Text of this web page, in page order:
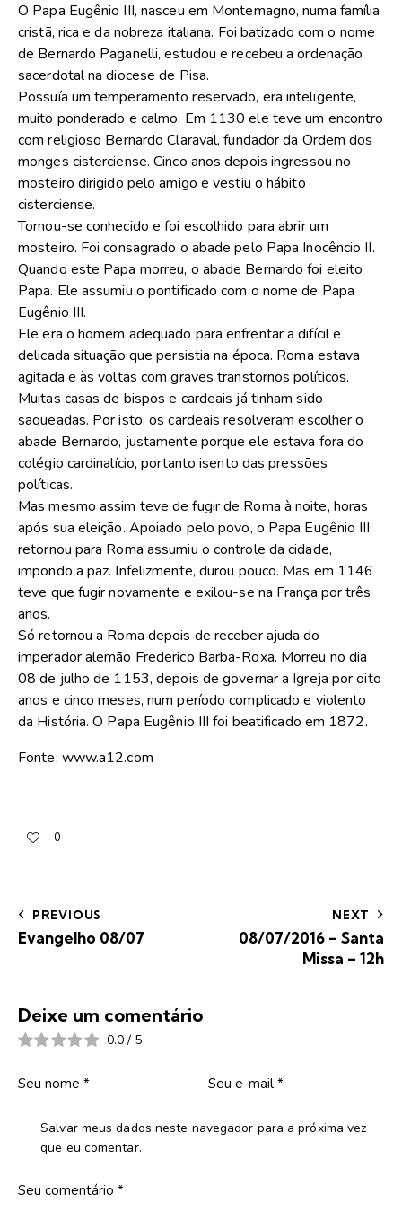
O Papa Eugênio III, nasceu em Montemagno, numa família
cristã, rica e da nobreza italiana. Foi batizado com o nome
de Bernardo Paganelli, estudou e recebeu a ordenação
sacerdotal na diocese de Pisa.
Possuía um temperamento reservado, era inteligente,
muito ponderado e calmo. Em 1130 ele teve um encontro
com religioso Bernardo Claraval, fundador da Ordem dos
monges cisterciense. Cinco anos depois ingressou no
mosteiro dirigido pelo amigo e vestiu o hábito
cisterciense.
Tornou-se conhecido e foi escolhido para abrir um
mosteiro. Foi consagrado o abade pelo Papa Inocêncio II.
Quando este Papa morreu, o abade Bernardo foi eleito
Papa. Ele assumiu o pontificado com o nome de Papa
Eugênio III.
Ele era o homem adequado para enfrentar a difícil e
delicada situação que persistia na época. Roma estava
agitada e às voltas com graves transtornos políticos.
Muitas casas de bispos e cardeais já tinham sido
saqueadas. Por isto, os cardeais resolveram escolher o
abade Bernardo, justamente porque ele estava fora do
colégio cardinalício, portanto isento das pressões
políticas.
Mas mesmo assim teve de fugir de Roma à noite, horas
após sua eleição. Apoiado pelo povo, o Papa Eugênio III
retornou para Roma assumiu o controle da cidade,
impondo a paz. Infelizmente, durou pouco. Mas em 1146
teve que fugir novamente e exilou-se na França por três
anos.
Só retornou a Roma depois de receber ajuda do
imperador alemão Frederico Barba-Roxa. Morreu no dia
08 de julho de 1153, depois de governar a Igreja por oito
anos e cinco meses, num período complicado e violento
da História. O Papa Eugênio III foi beatificado em 1872.
Fonte: www.a12.com
0
PREVIOUS
Evangelho 08/07
NEXT
08/07/2016 – Santa
Missa – 12h
Deixe um comentário
0.0 / 5
Salvar meus dados neste navegador para a próxima vez
que eu comentar.